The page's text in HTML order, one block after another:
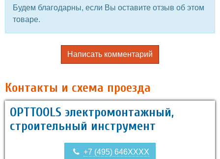
Будем благодарны, если Вы оставите отзыв об этом
товаре.
Написать комментарий
Контакты и схема проезда
OPTTOOLS электромонтажный,
строительный инструмент
+7 (495) 646XXXX